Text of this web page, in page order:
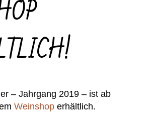
– Jahrgang 2019 – ist ab
Weinshoperhältlich.